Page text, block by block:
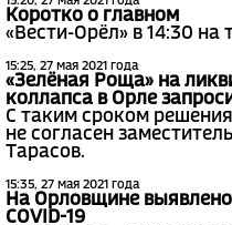
Коротко о главном
«Вести-Орёл» в 14:30 на
15:25, 27 мая 2021 года
«Зелёная Роща» на
коллапса в Орле
С таким сроком
не согласен
Тарасов.
15:35, 27 мая 2021 года
На Орловщине
COVID-19